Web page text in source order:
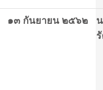
๑๓ กันยายน ๒๕๖๒